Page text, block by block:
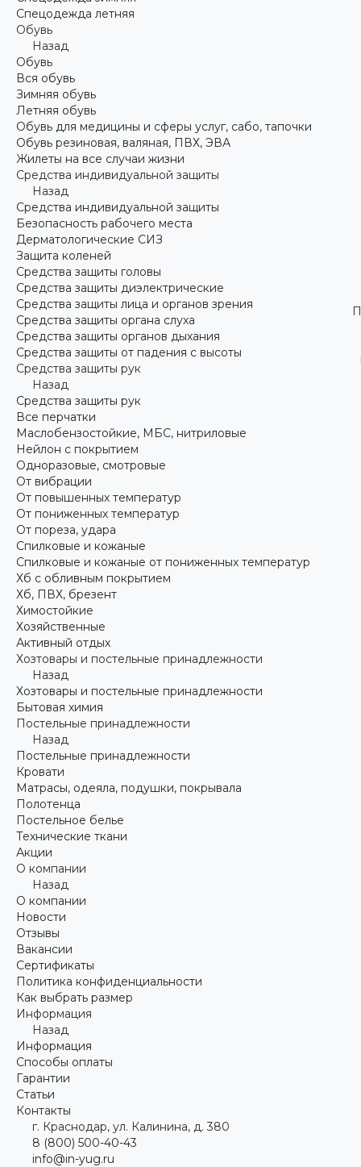
Спецодежда летняя
Обувь
Назад
Обувь
Вся обувь
Зимняя обувь
Летняя обувь
Обувь для медицины и сферы услуг, сабо, тапочки
Обувь резиновая, валяная, ПВХ, ЭВА
Жилеты на все случаи жизни
Средства индивидуальной защиты
Назад
Средства индивидуальной защиты
Безопасность рабочего места
Дерматологические СИЗ
Защита коленей
Средства защиты головы
Средства защиты диэлектрические
Средства защиты лица и органов зрения
Средства защиты органа слуха
Средства защиты органов дыхания
Средства защиты от падения с высоты
Средства защиты рук
Назад
Средства защиты рук
Все перчатки
Маслобензостойкие, МБС, нитриловые
Нейлон с покрытием
Одноразовые, смотровые
От вибрации
От повышенных температур
От пониженных температур
От пореза, удара
Спилковые и кожаные
Спилковые и кожаные от пониженных температур
Хб с обливным покрытием
Хб, ПВХ, брезент
Химостойкие
Хозяйственные
Активный отдых
Хозтовары и постельные принадлежности
Назад
Хозтовары и постельные принадлежности
Бытовая химия
Постельные принадлежности
Назад
Постельные принадлежности
Кровати
Матрасы, одеяла, подушки, покрывала
Полотенца
Постельное белье
Технические ткани
Акции
О компании
Назад
О компании
Новости
Отзывы
Вакансии
Сертификаты
Политика конфиденциальности
Как выбрать размер
Информация
Назад
Информация
Способы оплаты
Гарантии
Статьи
Контакты
г. Краснодар, ул. Калинина, д. 380
8 (800) 500-40-43
info@in-yug.ru